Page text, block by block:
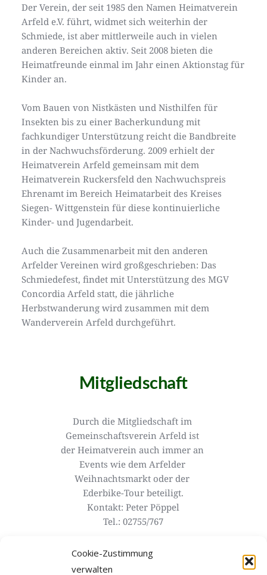
Cookie-Zustimmung
verwalten
Der Verein, der seit 1985 den Namen Heimatverein
Arfeld e.V. führt, widmet sich weiterhin der
Schmiede, ist aber mittlerweile auch in vielen
anderen Bereichen aktiv. Seit 2008 bieten die
Heimatfreunde einmal im Jahr einen Aktionstag für
Kinder an.
Vom Bauen von Nistkästen und Nisthilfen für
Insekten bis zu einer Bacherkundung mit
fachkundiger Unterstützung reicht die Bandbreite
in der Nachwuchsförderung. 2009 erhielt der
Heimatverein Arfeld gemeinsam mit dem
Heimatverein Ruckersfeld den Nachwuchspreis
Ehrenamt im Bereich Heimatarbeit des Kreises
Siegen- Wittgenstein für diese kontinuierliche
Kinder- und Jugendarbeit.
Auch die Zusammenarbeit mit den anderen
Arfelder Vereinen wird großgeschrieben: Das
Schmiedefest, findet mit Unterstützung des MGV
Concordia Arfeld statt, die jährliche
Herbstwanderung wird zusammen mit dem
Wanderverein Arfeld durchgeführt.
Mitgliedschaft
Durch die Mitgliedschaft im
Gemeinschaftsverein Arfeld ist
der Heimatverein auch immer an
Events wie dem Arfelder
Weihnachtsmarkt oder der
Ederbike-Tour beteiligt.
Kontakt: Peter Pöppel
Tel.: 02755/767